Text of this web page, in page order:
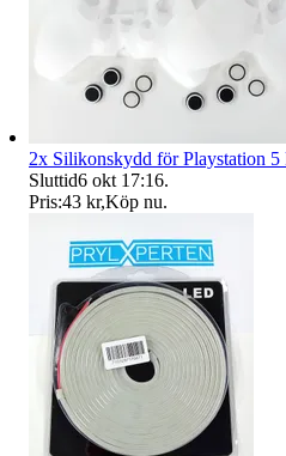
2x Silikonskydd för Playstation
Sluttid6 okt 17:16.
Pris:43 kr,Köp nu.